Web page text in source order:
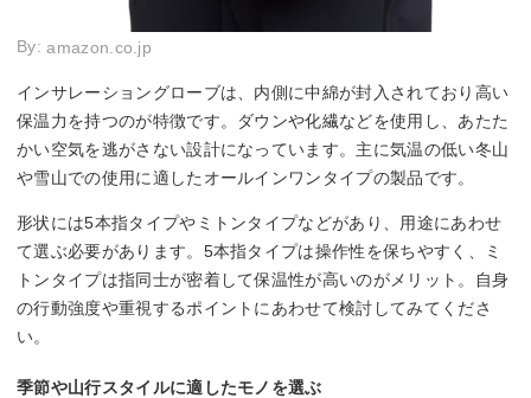
By:amazon.co.jp
インサレーショングローブは、内側に中綿が封入されており高い
保温力を持つのが特徴です。ダウンや化繊などを使用し、あたた
かい空気を逃がさない設計になっています。主に気温の低い冬山
や雪山での使用に適したオールインワンタイプの製品です。
形状には5本指タイプやミトンタイプなどがあり、用途にあわせ
て選ぶ必要があります。5本指タイプは操作性を保ちやすく、ミ
トンタイプは指同士が密着して保温性が高いのがメリット。自身
の行動強度や重視するポイントにあわせて検討してみてくださ
い。
季節や山行スタイルに適したモノを選ぶ